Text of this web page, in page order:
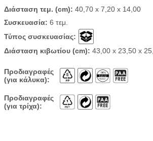
Διάσταση τεμ. (cm): 40,70 x 7,20 x 14,00
Συσκευασία: 6 τεμ.
Τύπος συσκευασίας:
Διάσταση κιβωτίου (cm): 43,00 x 23,50 x
Προδιαγραφές
(για κάλυκα):
Προδιαγραφές
(για τρίχα):